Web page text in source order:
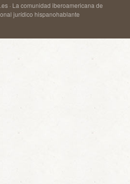
· La comunidad iberoamericana de
jurídico hispanohablante